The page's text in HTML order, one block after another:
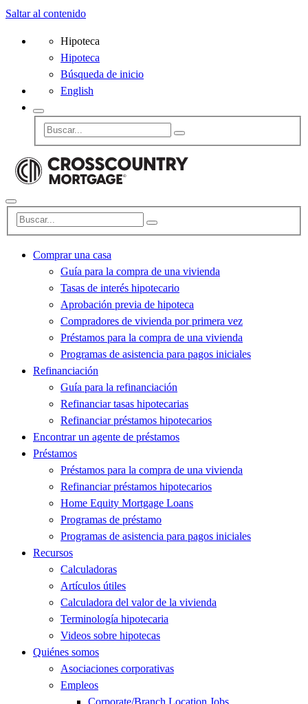
Saltar al contenido
Hipoteca
Hipoteca
Búsqueda de inicio
English
Comprar una casa
Guía para la compra de una vivienda
Tasas de interés hipotecario
Aprobación previa de hipoteca
Compradores de vivienda por primera vez
Préstamos para la compra de una vivienda
Programas de asistencia para pagos iniciales
Refinanciación
Guía para la refinanciación
Refinanciar tasas hipotecarias
Refinanciar préstamos hipotecarios
Encontrar un agente de préstamos
Préstamos
Préstamos para la compra de una vivienda
Refinanciar préstamos hipotecarios
Home Equity Mortgage Loans
Programas de préstamo
Programas de asistencia para pagos iniciales
Recursos
Calculadoras
Artículos útiles
Calculadora del valor de la vivienda
Terminología hipotecaria
Videos sobre hipotecas
Quiénes somos
Asociaciones corporativas
Empleos